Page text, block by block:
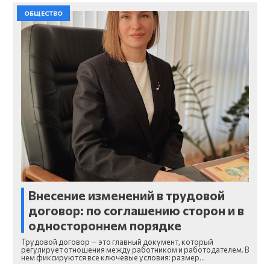
ОБЩЕСТВО
Внесение изменений в трудовой
договор: по соглашению сторон и в
одностороннем порядке
Трудовой договор — это главный документ, который
регулирует отношения между работником и работодателем. В
нем фиксируются все ключевые условия: размер…